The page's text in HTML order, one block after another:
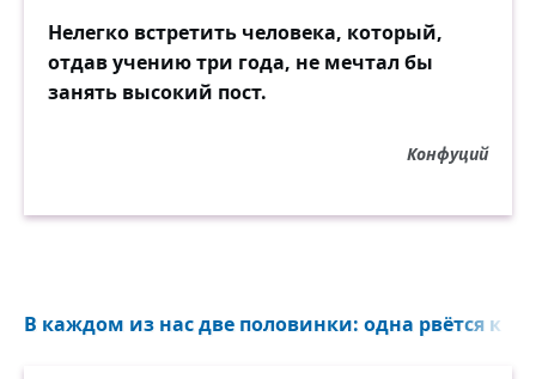
Нелегко встретить человека, который,
отдав учению три года, не мечтал бы
занять высокий пост.
Конфуций
В каждом из нас две половинки: одна рвётся к